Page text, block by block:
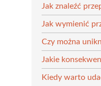
Jak znaleźć
Jak wymienić
Czy można
Jakie
Kiedy warto